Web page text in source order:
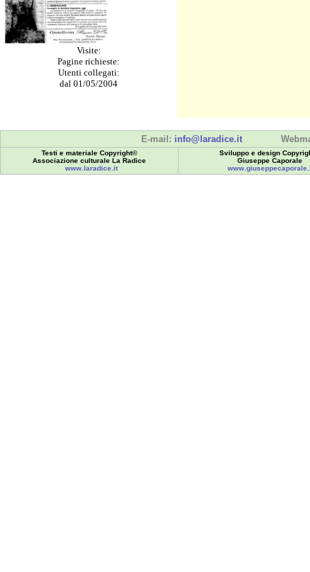
Visite:
Pagine richieste:
Utenti collegati:
dal 01/05/2004
E-mail: info@laradice.it
Testi e materiale Copyright©
Associazione culturale La Radice
www.laradice.it
Sviluppo e design
Giuseppe Caporale